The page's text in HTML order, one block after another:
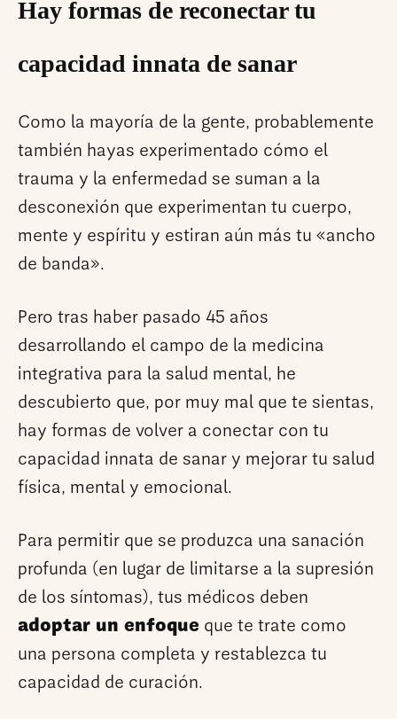
Hay formas de reconectar tu
capacidad innata de sanar
Como la mayoría de la gente, probablemente
también hayas experimentado cómo el
trauma y la enfermedad se suman a la
desconexión que experimentan tu cuerpo,
mente y espíritu y estiran aún más tu «ancho
de banda».
Pero tras haber pasado 45 años
desarrollando el campo de la medicina
integrativa para la salud mental, he
descubierto que, por muy mal que te sientas,
hay formas de volver a conectar con tu
capacidad innata de sanar y mejorar tu salud
física, mental y emocional.
Para permitir que se produzca una sanación
profunda (en lugar de limitarse a la supresión
de los síntomas), tus médicos deben
adoptar un enfoque que te trate como
una persona completa y restablezca tu
capacidad de curación.